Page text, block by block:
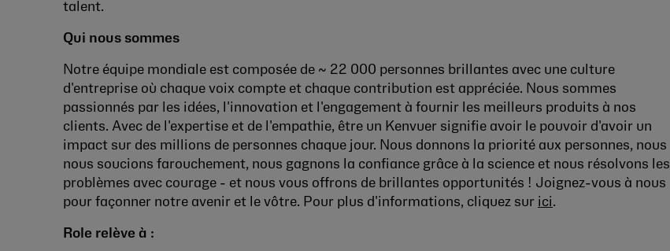
talent.
Qui nous sommes
Notre équipe mondiale est composée de ~ 22 000 personnes brillantes avec une culture
d'entreprise où chaque voix compte et chaque contribution est appréciée. Nous sommes
passionnés par les idées, l'innovation et l'engagement à fournir les meilleurs produits à nos
clients. Avec de l'expertise et de l'empathie, être un Kenvuer signifie avoir le pouvoir d'avoir un
impact sur des millions de personnes chaque jour. Nous donnons la priorité aux personnes, nous
nous soucions farouchement, nous gagnons la confiance grâce à la science et nous résolvons les
problèmes avec courage - et nous vous offrons de brillantes opportunités ! Joignez-vous à nous
pour façonner notre avenir et le vôtre. Pour plus d'informations, cliquez sur ici.
Role relève à :